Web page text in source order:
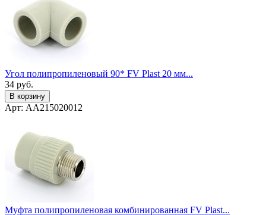
Угол полипропиленовый 90* FV Plast 20 мм...
34 руб.
В корзину
Арт: AA215020012
Муфта полипропиленовая комбинированная FV Plast...